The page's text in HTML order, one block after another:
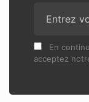
En
acceptez